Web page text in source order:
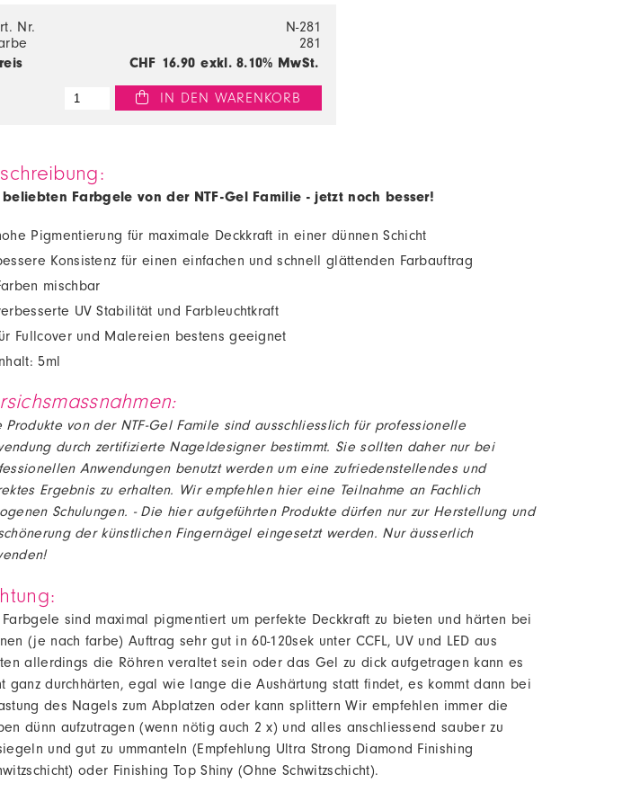
Nr.
N-281
281
CHF 16.90 exkl. 8.10% MwSt.
 IN DEN WARENKORB
beliebten Farbgele von der NTF-Gel Familie - jetzt noch besser!
Pigmentierung für maximale Deckkraft in einer dünnen Schicht
Konsistenz für einen einfachen und schnell glättenden Farbauftrag
mischbar
UV Stabilität und Farbleuchtkraft
Fullcover und Malereien bestens geeignet
5ml
Produkte von der NTF-Gel Famile sind ausschliesslich für professionelle
durch zertifizierte Nageldesigner bestimmt. Sie sollten daher nur bei
Anwendungen benutzt werden um eine zufriedenstellendes und
Ergebnis zu erhalten. Wir empfehlen hier eine Teilnahme an Fachlich
Schulungen. - Die hier aufgeführten Produkte dürfen nur zur Herstellung und
der künstlichen Fingernägel eingesetzt werden. Nur äusserlich
Farbgele sind maximal pigmentiert um perfekte Deckkraft zu bieten und härten bei
(je nach farbe) Auftrag sehr gut in 60-120sek unter CCFL, UV und LED aus
allerdings die Röhren veraltet sein oder das Gel zu dick aufgetragen kann es
ganz durchhärten, egal wie lange die Aushärtung statt findet, es kommt dann bei
des Nagels zum Abplatzen oder kann splittern Wir empfehlen immer die
dünn aufzutragen (wenn nötig auch 2 x) und alles anschliessend sauber zu
und gut zu ummanteln (Empfehlung Ultra Strong Diamond Finishing
oder Finishing Top Shiny (Ohne Schwitzschicht).